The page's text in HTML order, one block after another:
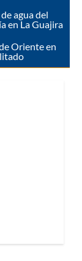
agua del
en La Guajira
Oriente en